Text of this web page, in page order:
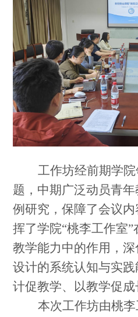
工作坊经前期学
题，中期广泛动员青
例研究，保障了会议
挥了学院“桃李工作室
教学能力中的作用，
设计的系统认知与实
计促教学、以教学促成
本次工作坊由桃